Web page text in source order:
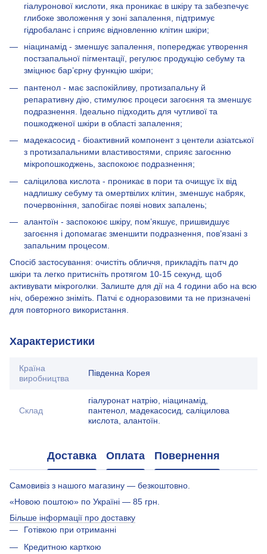
гіалуронової кислоти, яка проникає в шкіру та забезпечує
глибоке зволоження у зоні запалення, підтримує
гідробаланс і сприяє відновленню клітин шкіри;
ніацинамід - зменшує запалення, попереджає утворення
постзапальної пігментації, регулює продукцію себуму та
зміцнює бар’єрну функцію шкіри;
пантенол - має заспокійливу, протизапальну й
репаративну дію, стимулює процеси загоєння та зменшує
подразнення. Ідеально підходить для чутливої та
пошкодженої шкіри в області запалення;
мадекасосид - біоактивний компонент з центели азіатської
з протизапальними властивостями, сприяє загоєнню
мікропошкоджень, заспокоює подразнення;
саліцилова кислота - проникає в пори та очищує їх від
надлишку себуму та омертвілих клітин, зменшує набряк,
почервоніння, запобігає появі нових запалень;
алантоїн - заспокоює шкіру, пом’якшує, пришвидшує
загоєння і допомагає зменшити подразнення, пов’язані з
запальним процесом.
Спосіб застосування: очистіть обличчя, прикладіть патч до
шкіри та легко притисніть протягом 10-15 секунд, щоб
активувати мікроголки. Залиште для дії на 4 години або на всю
ніч, обережно зніміть. Патчі є одноразовими та не призначені
для повторного використання.
Характеристики
Країна
виробництва
Південна Корея
Склад
гіалуронат натрію, ніацинамід,
пантенол, мадекасосид, саліцилова
кислота, алантоїн.
Доставка Оплата Повернення
Самовивіз з нашого магазину — безкоштовно.
«Новою поштою» по Україні — 85 грн.
Більше інформації про доставку
Готівкою при отриманні
Кредитною карткою